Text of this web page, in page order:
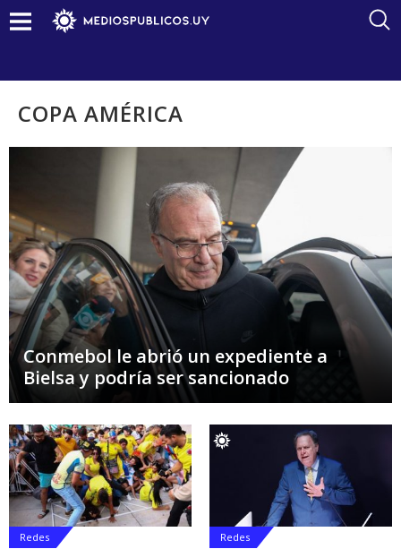
COPA AMÉRICA
Conmebol le abrió un expediente a
Bielsa y podría ser sancionado
Redes Redes